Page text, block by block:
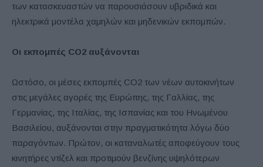
των κατασκευαστών να παρουσιάσουν υβριδικά και
ηλεκτρικά μοντέλα χαμηλών και μηδενικών εκπομπών.
Οι εκπομπές CO2 αυξάνονται
Ωστόσο, οι μέσες εκπομπές CO2 των νέων αυτοκινήτων
στις μεγάλες αγορές της Ευρώπης, της Γαλλίας, της
Γερμανίας, της Ιταλίας, της Ισπανίας και του Ηνωμένου
Βασιλείου, αυξάνονται στην πραγματικότητα λόγω δύο
παραγόντων. Πρώτον, οι καταναλωτές αποφεύγουν τους
κινητήρες ντίζελ και προτιμούν βενζίνης υψηλότερων